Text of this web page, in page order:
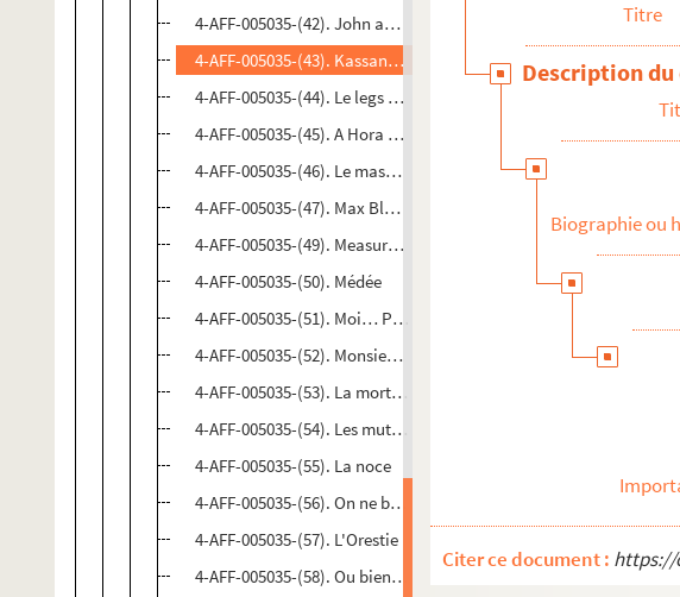
4-AFF-005035-(42). John and Mary
4-AFF-005035-(43). Kassandra
4-AFF-005035-(44). Le legs et l'épreuve
4-AFF-005035-(45). A Hora e Vez de Augusto Matraga
4-AFF-005035-(46). Le masque de Robespierre
4-AFF-005035-(47). Max Black
4-AFF-005035-(49). Measure for measure
4-AFF-005035-(50). Médée
4-AFF-005035-(51). Moi… Pas moi
4-AFF-005035-(52). Monsieur Jean
4-AFF-005035-(53). La mort de Danton
4-AFF-005035-(54). Les mutilés
4-AFF-005035-(55). La noce
4-AFF-005035-(56). On ne badine pas avec l'amour ; Il ne faut jurer
4-AFF-005035-(57). L'Orestie
4-AFF-005035-(58). Ou bien le débarquement désastreux
Titre
Description du
Biographie ou
Citer ce document : https://